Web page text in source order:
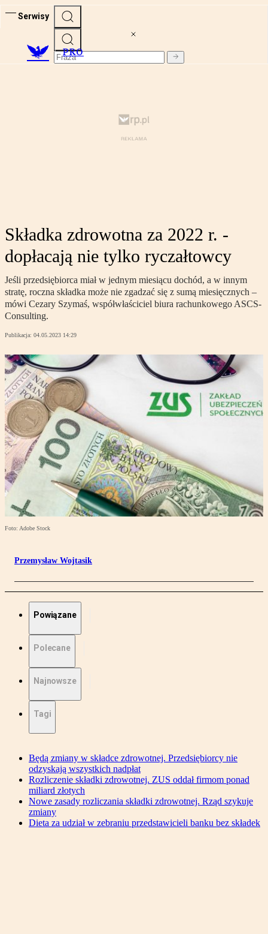
Serwisy
PRO
Składka zdrowotna za 2022 r. -
dopłacają nie tylko ryczałtowcy
Jeśli przedsiębiorca miał w jednym miesiącu dochód, a w innym
stratę, roczna składka może nie zgadzać się z sumą miesięcznych –
mówi Cezary Szymaś, współwłaściciel biura rachunkowego ASCS-
Consulting.
Publikacja: 04.05.2023 14:29
Foto: Adobe Stock
Przemysław Wojtasik
Powiązane
Polecane
Najnowsze
Tagi
Będą zmiany w składce zdrowotnej. Przedsiębiorcy nie
odzyskają wszystkich nadpłat
Rozliczenie składki zdrowotnej. ZUS oddał firmom ponad
miliard złotych
Nowe zasady rozliczania składki zdrowotnej. Rząd szykuje
zmiany
Dieta za udział w zebraniu przedstawicieli banku bez składek